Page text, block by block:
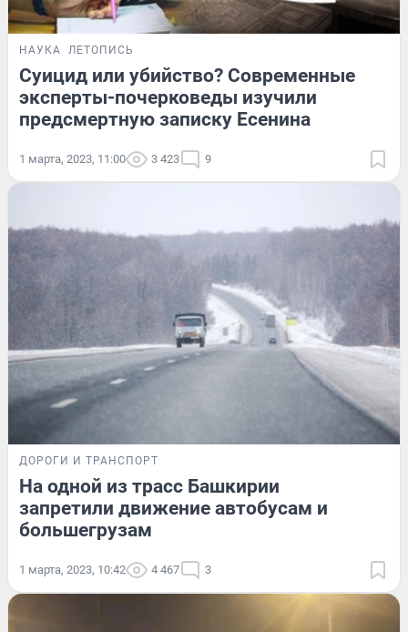
НАУКА ЛЕТОПИСЬ
Суицид или убийство? Современные
эксперты-почерковеды изучили
предсмертную записку Есенина
1 марта, 2023, 11:00 3 423 9
ДОРОГИ И ТРАНСПОРТ
На одной из трасс Башкирии
запретили движение автобусам и
большегрузам
1 марта, 2023, 10:42 4 467 3